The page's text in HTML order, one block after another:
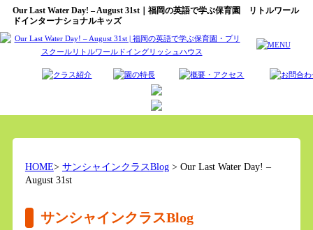
Our Last Water Day! – August 31st｜福岡の英語で学ぶ保育園 リトルワール
ドインターナショナルキッズ
HOME> サンシャインクラスBlog> Our Last Water Day! –
August 31st
サンシャインクラスBlog